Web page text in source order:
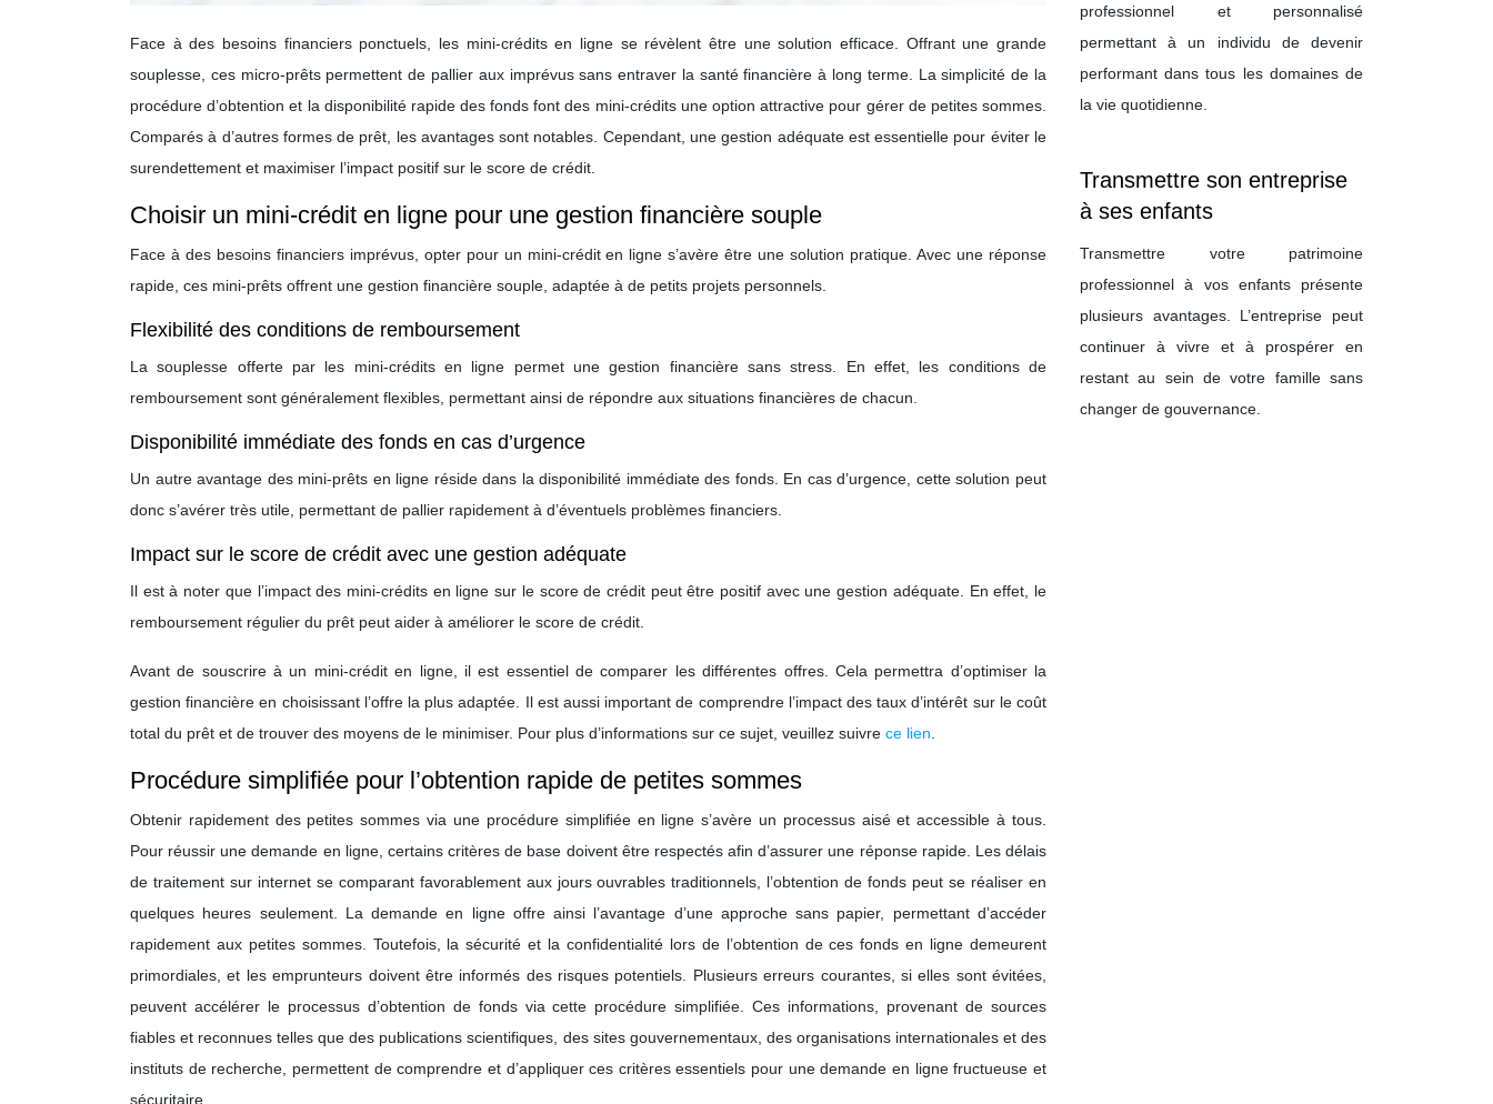
Face à des besoins financiers ponctuels, les mini-crédits en ligne se révèlent être une solution efficace. Offrant une grande
souplesse, ces micro-prêts permettent de pallier aux imprévus sans entraver la santé financière à long terme. La simplicité de la
procédure d’obtention et la disponibilité rapide des fonds font des mini-crédits une option attractive pour gérer de petites sommes.
Comparés à d’autres formes de prêt, les avantages sont notables. Cependant, une gestion adéquate est essentielle pour éviter le
surendettement et maximiser l’impact positif sur le score de crédit.
Choisir un mini-crédit en ligne pour une gestion financière souple
Face à des besoins financiers imprévus, opter pour un mini-crédit en ligne s’avère être une solution pratique. Avec une réponse
rapide, ces mini-prêts offrent une gestion financière souple, adaptée à de petits projets personnels.
Flexibilité des conditions de remboursement
La souplesse offerte par les mini-crédits en ligne permet une gestion financière sans stress. En effet, les conditions de
remboursement sont généralement flexibles, permettant ainsi de répondre aux situations financières de chacun.
Disponibilité immédiate des fonds en cas d’urgence
Un autre avantage des mini-prêts en ligne réside dans la disponibilité immédiate des fonds. En cas d’urgence, cette solution peut
donc s’avérer très utile, permettant de pallier rapidement à d’éventuels problèmes financiers.
Impact sur le score de crédit avec une gestion adéquate
Il est à noter que l’impact des mini-crédits en ligne sur le score de crédit peut être positif avec une gestion adéquate. En effet, le
remboursement régulier du prêt peut aider à améliorer le score de crédit.
Avant de souscrire à un mini-crédit en ligne, il est essentiel de comparer les différentes offres. Cela permettra d’optimiser la
gestion financière en choisissant l’offre la plus adaptée. Il est aussi important de comprendre l’impact des taux d’intérêt sur le coût
total du prêt et de trouver des moyens de le minimiser. Pour plus d’informations sur ce sujet, veuillez suivre ce lien.
Procédure simplifiée pour l’obtention rapide de petites sommes
Obtenir rapidement des petites sommes via une procédure simplifiée en ligne s’avère un processus aisé et accessible à tous.
Pour réussir une demande en ligne, certains critères de base doivent être respectés afin d’assurer une réponse rapide. Les délais
de traitement sur internet se comparant favorablement aux jours ouvrables traditionnels, l’obtention de fonds peut se réaliser en
quelques heures seulement. La demande en ligne offre ainsi l’avantage d’une approche sans papier, permettant d’accéder
rapidement aux petites sommes. Toutefois, la sécurité et la confidentialité lors de l’obtention de ces fonds en ligne demeurent
primordiales, et les emprunteurs doivent être informés des risques potentiels. Plusieurs erreurs courantes, si elles sont évitées,
peuvent accélérer le processus d’obtention de fonds via cette procédure simplifiée. Ces informations, provenant de sources
fiables et reconnues telles que des publications scientifiques, des sites gouvernementaux, des organisations internationales et des
instituts de recherche, permettent de comprendre et d’appliquer ces critères essentiels pour une demande en ligne fructueuse et
sécuritaire.
professionnel et personnalisé
permettant à un individu de devenir
performant dans tous les domaines de
la vie quotidienne.
Transmettre son entreprise
à ses enfants
Transmettre votre patrimoine
professionnel à vos enfants présente
plusieurs avantages. L’entreprise peut
continuer à vivre et à prospérer en
restant au sein de votre famille sans
changer de gouvernance.